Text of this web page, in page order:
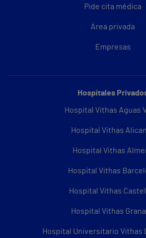
Pide cita médica
Área privada
Empresas
Hospitales
Hospital Vithas Aguas
Hospital Vithas
Hospital Vithas
Hospital Vithas
Hospital Vithas
Hospital Vithas
Hospital Universitario Vithas